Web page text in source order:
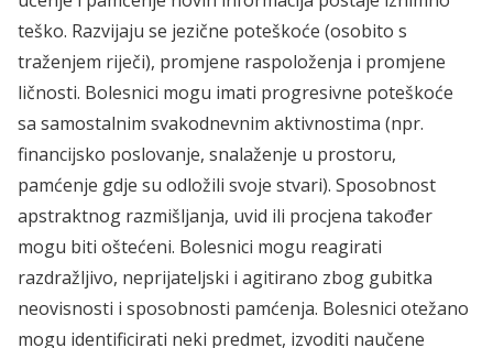
teško. Razvijaju se jezične poteškoće (osobito s
traženjem riječi), promjene raspoloženja i promjene
ličnosti. Bolesnici mogu imati progresivne poteškoće
sa samostalnim svakodnevnim aktivnostima (npr.
financijsko poslovanje, snalaženje u prostoru,
pamćenje gdje su odložili svoje stvari). Sposobnost
apstraktnog razmišljanja, uvid ili procjena također
mogu biti oštećeni. Bolesnici mogu reagirati
razdražljivo, neprijateljski i agitirano zbog gubitka
neovisnosti i sposobnosti pamćenja. Bolesnici otežano
mogu identificirati neki predmet, izvoditi naučene